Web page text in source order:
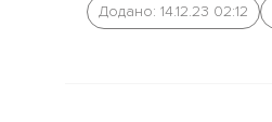
Додано: 14.12.23 02:12